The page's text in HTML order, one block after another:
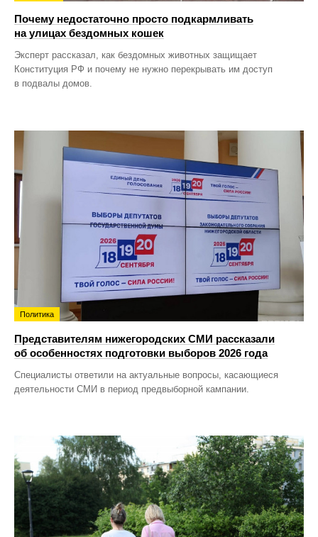
Почему недостаточно просто подкармливать
на улицах бездомных кошек
Эксперт рассказал, как бездомных животных защищает
Конституция РФ и почему не нужно перекрывать им доступ
в подвалы домов.
Политика
Представителям нижегородских СМИ рассказали
об особенностях подготовки выборов 2026 года
Специалисты ответили на актуальные вопросы, касающиеся
деятельности СМИ в период предвыборной кампании.